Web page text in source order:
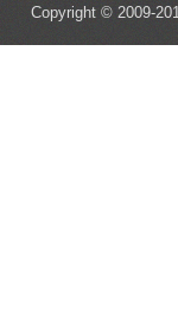
Copyright © 2009-